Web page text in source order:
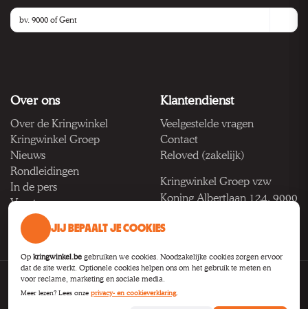
Over ons
Over de Kringwinkel
Kringwinkel Groep
Nieuws
Rondleidingen
In de pers
Vacatures
Klantendienst
Veelgestelde vragen
Contact
Reloved (zakelijk)
Kringwinkel Groep vzw
Koning Albertlaan 124, 9000
BTW BE 1033.922.208
PrivacyVoorwaardenToegankelijkheid
B2B
JIJ BEPAALT JE COOKIES
Op kringwinkel.be gebruiken we cookies. Noodzakelijke cookies zorgen ervoor
dat de site werkt. Optionele cookies helpen ons om het gebruik te meten en
voor reclame, marketing en sociale media.
Meer lezen? Lees onze privacy- en cookieverklaring.